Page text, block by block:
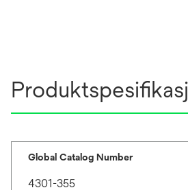
Global Catalog Number
4301-355